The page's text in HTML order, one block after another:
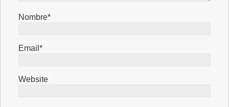
Nombre*
Email*
Website